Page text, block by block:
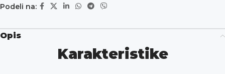
Podeli na:
Opis
Karakteristike